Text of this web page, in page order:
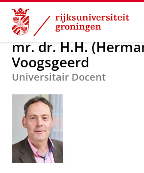
Skip
Content
Skip
Navigation
Over ons mr. dr. H.H.
mr. dr. H.H.
Voogsgeerd
Universitair Docent